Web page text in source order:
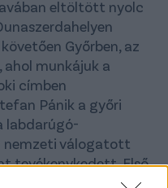
eltöltött nyolc
Győrben, az
munkájuk a
címben
Pánik a győri
labdarúgó-
nemzeti válogatott
tevékenykedett. Első